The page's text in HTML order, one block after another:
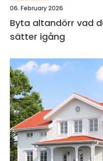
06. February 2026
Byta altandörr vad du behöver veta innan du
sätter igång